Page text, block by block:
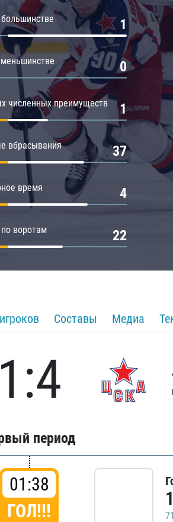
1
0
численных преимуществ 1
вбрасывания 37
время 4
воротам 22
Составы Медиа
1:4
период
01:38
ГОЛ!!!